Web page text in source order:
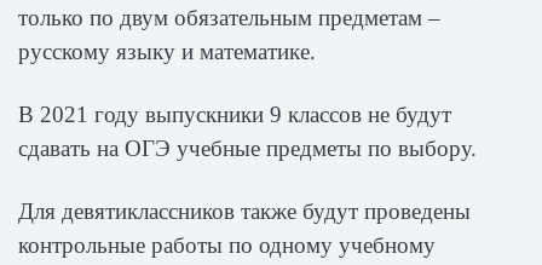
только по двум обязательным предметам –
русскому языку и математике.
В 2021 году выпускники 9 классов не будут
сдавать на ОГЭ учебные предметы по выбору.
Для девятиклассников также будут проведены
контрольные работы по одному учебному